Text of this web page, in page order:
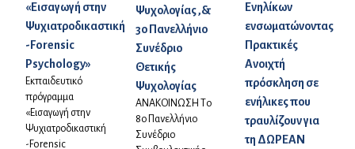
«Εισαγωγή στην
Ψυχιατροδικαστική
-Forensic
Psychology»
Εκπαιδευτικό
πρόγραμμα
«Εισαγωγή στην
Ψυχιατροδικαστική
-Forensic
Ψυχολογίας ,&
3ο Πανελλήνιο
Συνέδριο
Θετικής
Ψυχολογίας
ANAKΟΙΝΩΣΗ Tο
8ο Πανελλήνιο
Συνέδριο
Ενηλίκων
ενσωματώνοντας
Πρακτικές
Ανοιχτή
πρόσκληση σε
ενήλικες που
τραυλίζουν για
τη ΔΩΡΕΑΝ